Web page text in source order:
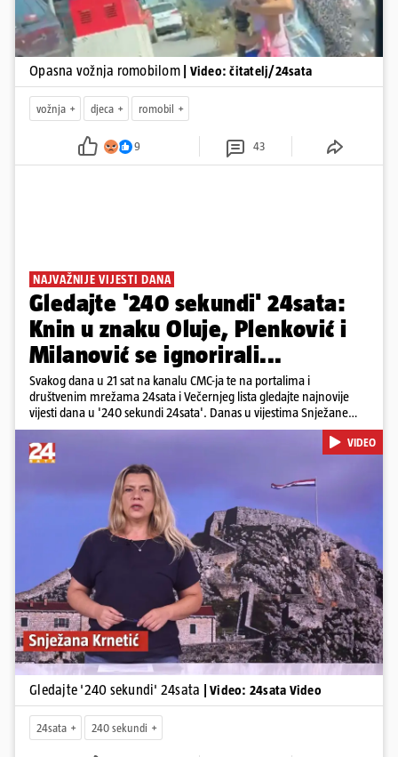
Opasna vožnja romobilom | Video: čitatelj/24sata
vožnja djeca romobil
9 43
NAJVAŽNIJE VIJESTI DANA
Gledajte '240 sekundi' 24sata:
Knin u znaku Oluje, Plenković i
Milanović se ignorirali...
Svakog dana u 21 sat na kanalu CMC-ja te na portalima i
društvenim mrežama 24sata i Večernjeg lista gledajte najnovije
vijesti dana u '240 sekundi 24sata'. Danas u vijestima Snježane
Krnetić: Hrvatska je obilježila 31. obljetnicu Oluje, a pažnju je
privuklo ignoriranje predsjednika Zorana Milanovića i premijera
Andreja Plenkovića u Kninu. Donosimo i detalje o većim
braniteljskim mirovinama, apelu obitelji Hrvata u komi u Irskoj,
upozorenjima nakon nove tragedije na električnom romobilu te
smanjenju proizvodnje u nuklearnoj elektrani Krško.
Pokretanje videa...
VIDEO
Gledajte '240 sekundi' 24sata | Video: 24sata Video
24sata 240 sekundi